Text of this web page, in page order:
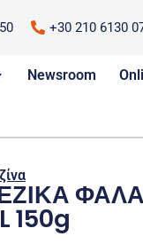
+30 210 6130
Newsroom
150g